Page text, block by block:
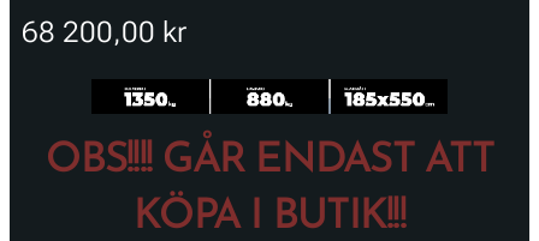
68 200,00 kr
OBS!!!! GÅR ENDAST ATT
KÖPA I BUTIK!!!